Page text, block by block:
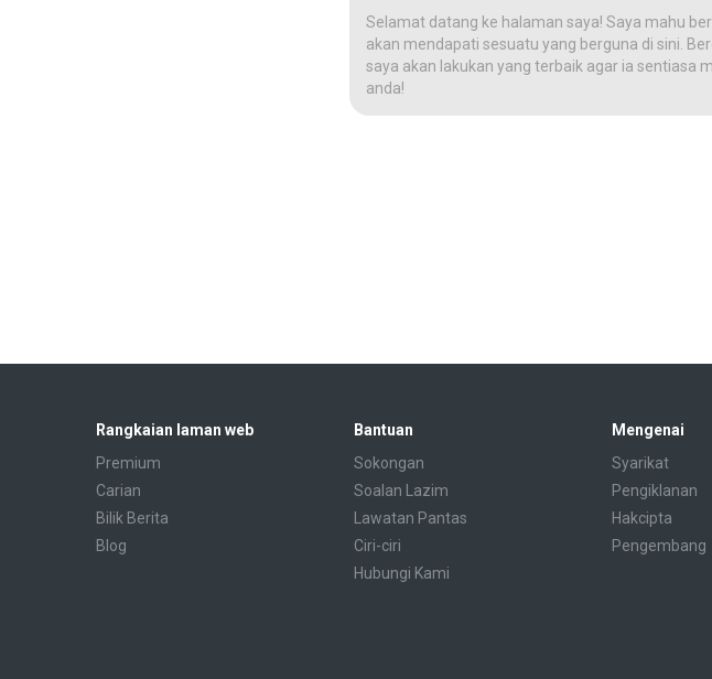
Selamat datang ke halaman saya! Saya mahu
akan mendapati sesuatu yang berguna di sini.
saya akan lakukan yang terbaik agar ia sentiasa
anda!
Rangkaian laman web
Premium
Carian
Bilik Berita
Blog
Bantuan
Sokongan
Soalan Lazim
Lawatan Pantas
Ciri-ciri
Hubungi Kami
Mengenai
Syarikat
Pengiklanan
Hakcipta
Pengembang